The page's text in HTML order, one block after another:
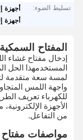
تسليط الضوء:
أجهزة
أجهزة
المفتاح
إدخال مفتاح غشاء
المستخدمهذا الحل
لمسة سعة متقدمة
واجهة اللمس
للكهرباء تعريف
الأجهزة
من التفاعل.
مواصفات